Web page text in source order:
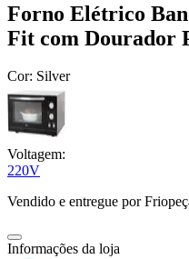
Forno Elétrico
Fit com Dourador
Cor: Silver
Voltagem:
220V
Vendido e entregue por
Informações da loja